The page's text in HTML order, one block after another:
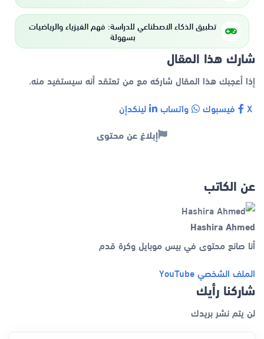
تطبيق الذكاء الاصطناعي للدراسة: فهم الفيزياء والرياضيات
بسهولة
شارك هذا المقال
إذا أعجبك هذا المقال شاركه مع من تعتقد أنه سيستفيد منه.
فيسبوك واتساب لينكدإن
إبلاغ عن محتوى
عن الكاتب
Hashira Ahmed
أنا صانع محتوى في بيس موبايل وكرة قدم
الملف الشخصي YouTube
شاركنا رأيك
لن يتم نشر بريدك